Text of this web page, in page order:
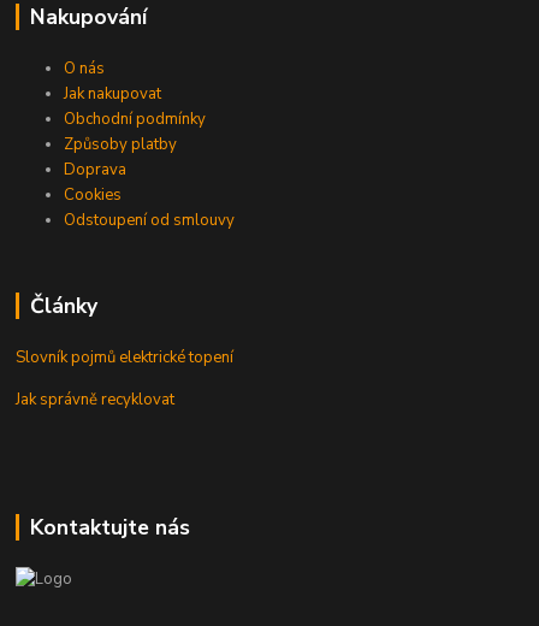
Nakupování
O nás
Jak nakupovat
Obchodní podmínky
Způsoby platby
Doprava
Cookies
Odstoupení od smlouvy
Články
Slovník pojmů elektrické topení
Jak správně recyklovat
Kontaktujte nás